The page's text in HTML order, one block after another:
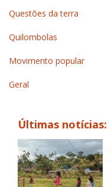
Questões da terra
Quilombolas
Movimento popular
Geral
Últimas notícias: